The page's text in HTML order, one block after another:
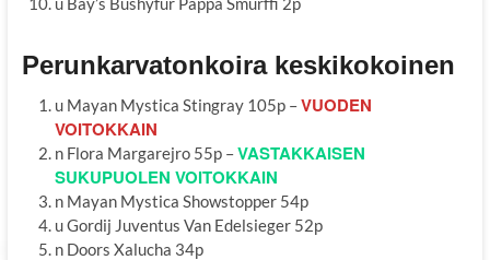
Perunkarvatonkoira keskikokoinen
u Mayan Mystica Stingray 105p –VUODEN
VOITOKKAIN
n Flora Margarejro 55p –VASTAKKAISEN
SUKUPUOLEN VOITOKKAIN
n Mayan Mystica Showstopper 54p
u Gordij Juventus Van Edelsieger 52p
n Doors Xalucha 34p